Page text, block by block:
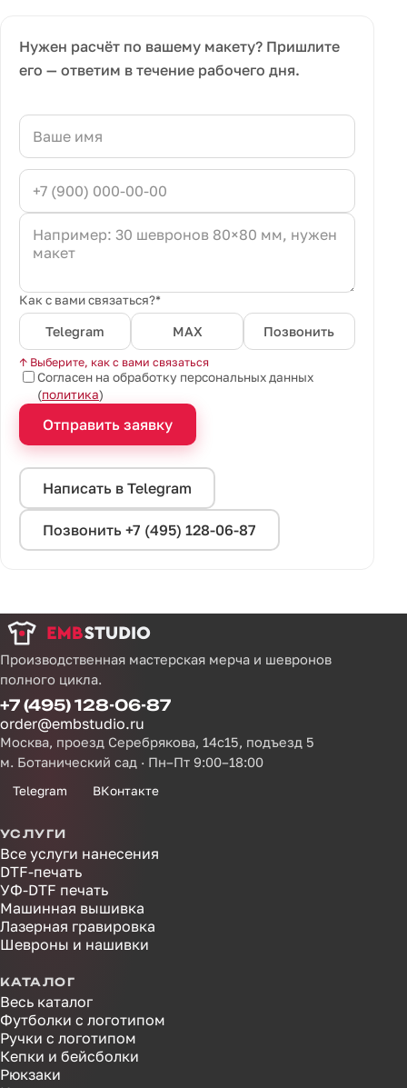
Нужен расчёт по вашему макету? Пришлите
его — ответим в течение рабочего дня.
Как с вами связаться?*
Telegram MAX Позвонить
↑ Выберите, как с вами связаться
Согласен на обработку персональных данных
(политика)
Отправить заявку
Написать в Telegram
Позвонить +7 (495) 128-06-87
Производственная мастерская мерча и шевронов
полного цикла.
+7 (495) 128-06-87
order@embstudio.ru
Москва, проезд Серебрякова, 14с15, подъезд 5
м. Ботанический сад · Пн–Пт 9:00–18:00
Telegram ВКонтакте
УСЛУГИ
Все услуги нанесения
DTF-печать
УФ-DTF печать
Машинная вышивка
Лазерная гравировка
Шевроны и нашивки
КАТАЛОГ
Весь каталог
Футболки с логотипом
Ручки с логотипом
Кепки и бейсболки
Рюкзаки